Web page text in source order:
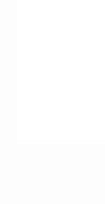
strakke
strekt) + snelle